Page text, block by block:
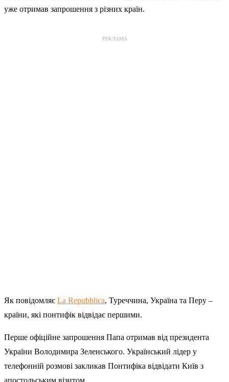
уже отримав запрошення з різних країн.
РЕКЛАМА
Як повідомляє La Repubblica, Туреччина, Україна та Перу –
країни, які понтифік відвідає першими.
Перше офіційне запрошення Папа отримав від президента
України Володимира Зеленського. Український лідер у
телефонній розмові закликав Понтифіка відвідати Київ з
апостольським візитом.